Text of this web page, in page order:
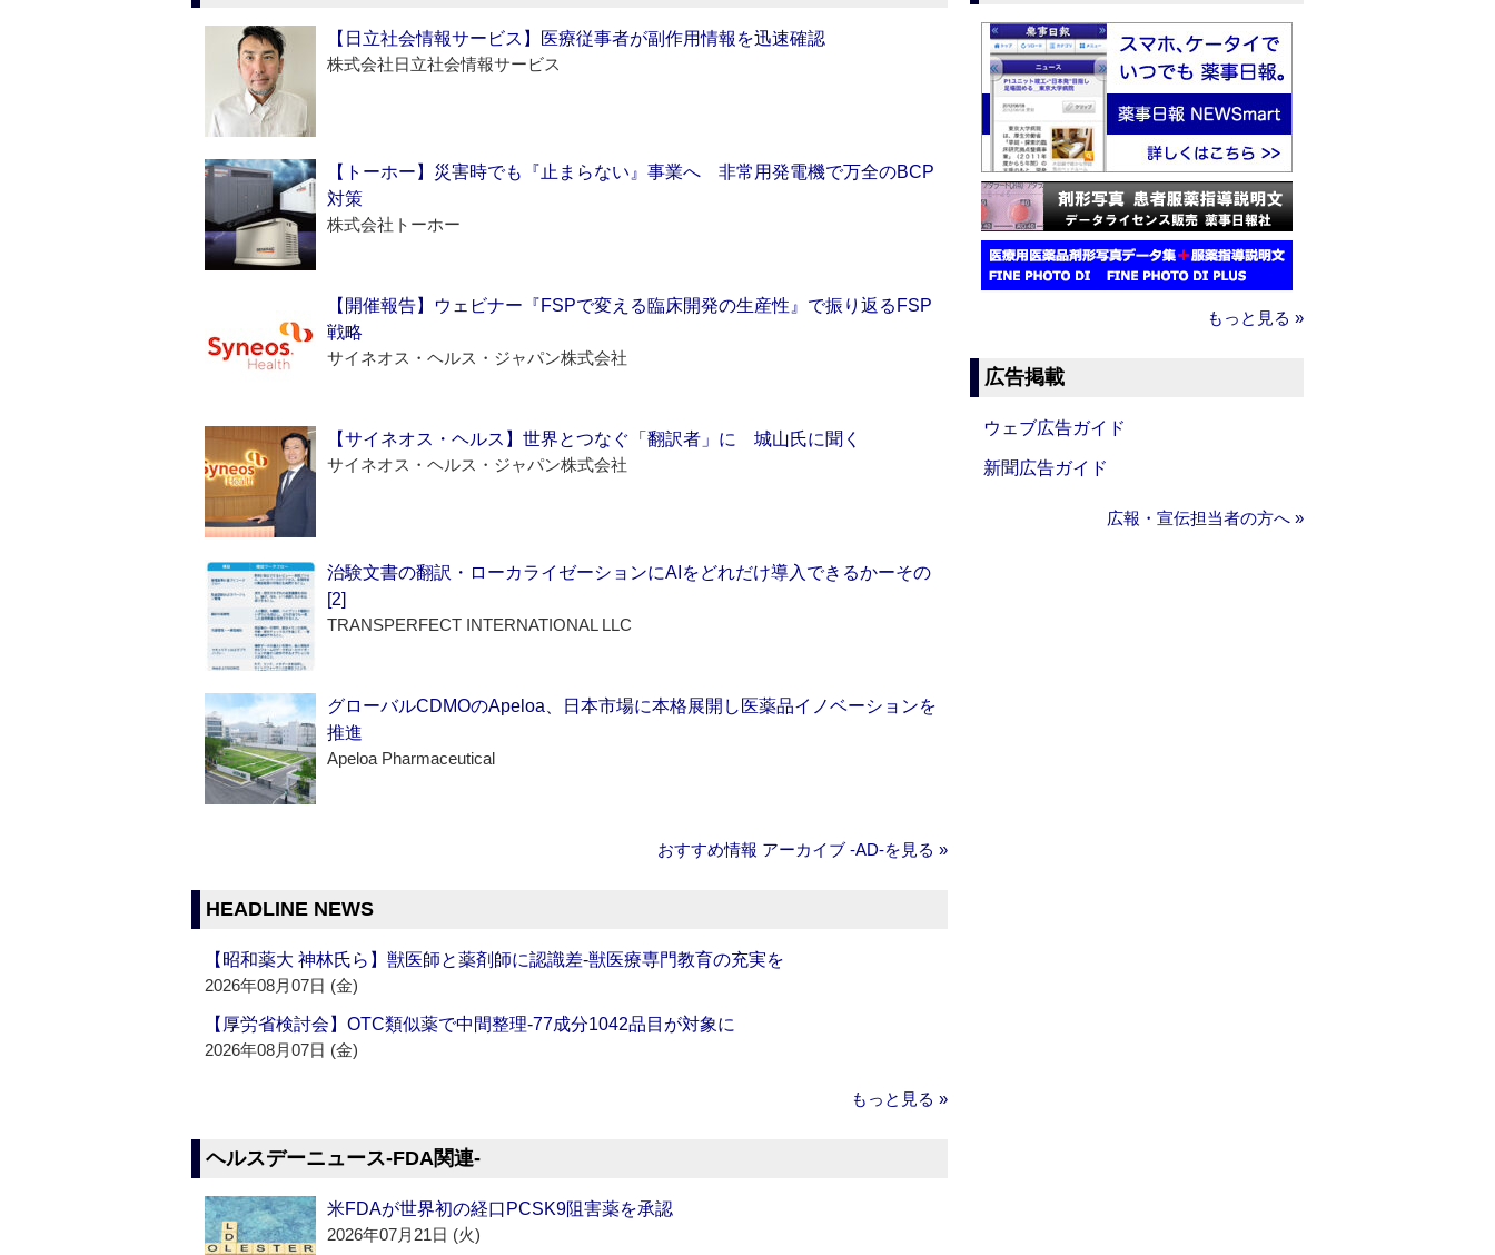
【日立社会情報サービス】医療従事者が副作用情報を迅速確認
株式会社日立社会情報サービス
【トーホー】災害時でも『止まらない』事業へ 非常用発電機で万全のBCP
対策
株式会社トーホー
【開催報告】ウェビナー『FSPで変える臨床開発の生産性』で振り返るFSP
戦略
サイネオス・ヘルス・ジャパン株式会社
【サイネオス・ヘルス】世界とつなぐ「翻訳者」に 城山氏に聞く
サイネオス・ヘルス・ジャパン株式会社
治験文書の翻訳・ローカライゼーションにAIをどれだけ導入できるかーその
[2]
TRANSPERFECT INTERNATIONAL LLC
グローバルCDMOのApeloa、日本市場に本格展開し医薬品イノベーションを
推進
Apeloa Pharmaceutical
おすすめ情報 アーカイブ ‐AD‐を見る »
HEADLINE NEWS
【昭和薬大 神林氏ら】獣医師と薬剤師に認識差‐獣医療専門教育の充実を
2026年08月07日 (金)
【厚労省検討会】OTC類似薬で中間整理‐77成分1042品目が対象に
2026年08月07日 (金)
もっと見る »
ヘルスデーニュース‐FDA関連‐
米FDAが世界初の経口PCSK9阻害薬を承認
2026年07月21日 (火)
もっと見る »
広告掲載
ウェブ広告ガイド
新聞広告ガイド
広報・宣伝担当者の方へ »